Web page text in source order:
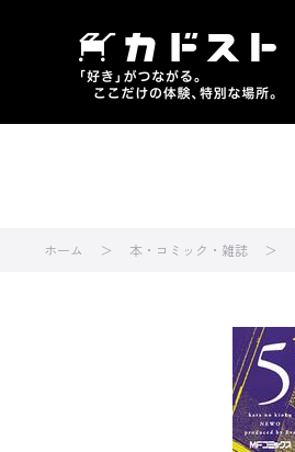
ホーム 本・コミック・雑誌